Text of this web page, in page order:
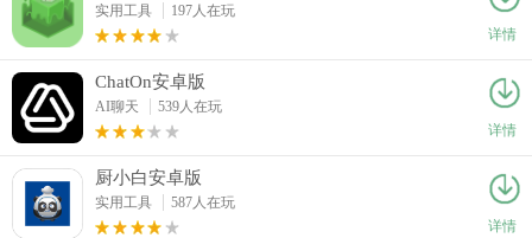
实用工具
197人在玩
详情
ChatOn安卓版
AI聊天
539人在玩
详情
厨小白安卓版
实用工具
587人在玩
详情